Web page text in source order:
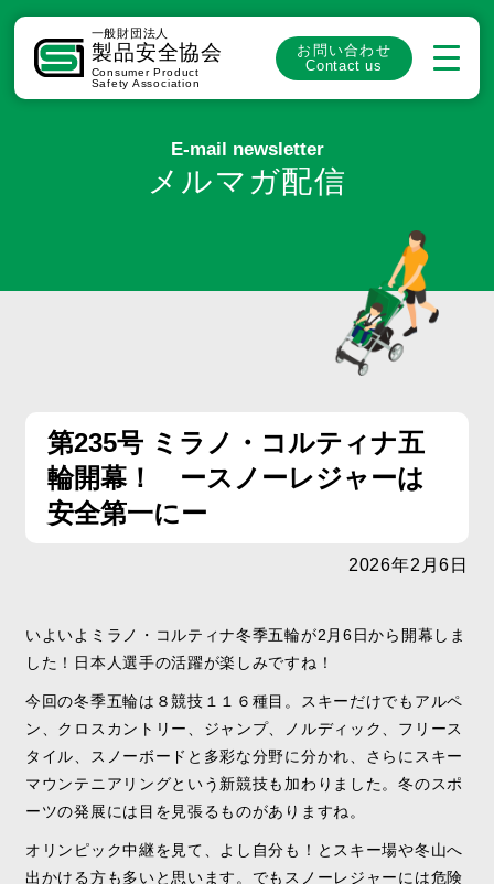
一般財団法人
製品安全協会
Consumer Product
Safety Association
お問い合わせ
Contact us
E-mail newsletter
メルマガ配信
第235号 ミラノ・コルティナ五
輪開幕！ ースノーレジャーは
安全第一にー
2026年2月6日
いよいよミラノ・コルティナ冬季五輪が2月6日から開幕しま
した！日本人選手の活躍が楽しみですね！
今回の冬季五輪は８競技１１６種目。スキーだけでもアルペ
ン、クロスカントリー、ジャンプ、ノルディック、フリース
タイル、スノーボードと多彩な分野に分かれ、さらにスキー
マウンテニアリングという新競技も加わりました。冬のスポ
ーツの発展には目を見張るものがありますね。
オリンピック中継を見て、よし自分も！とスキー場や冬山へ
出かける方も多いと思います。でもスノーレジャーには危険